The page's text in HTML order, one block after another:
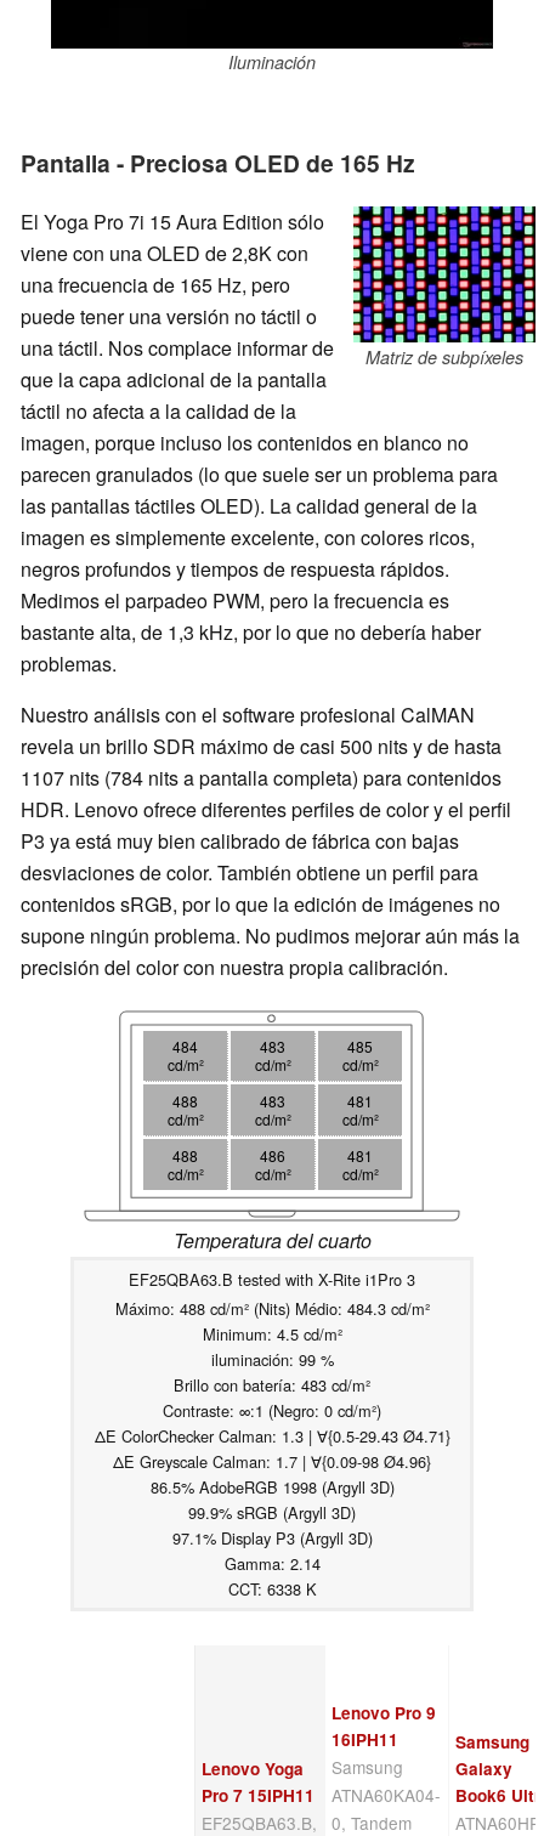
Iluminación
Pantalla - Preciosa OLED de 165 Hz
Matriz de subpíxeles
El Yoga Pro 7i 15 Aura Edition sólo
viene con una OLED de 2,8K con
una frecuencia de 165 Hz, pero
puede tener una versión no táctil o
una táctil. Nos complace informar de
que la capa adicional de la pantalla
táctil no afecta a la calidad de la
imagen, porque incluso los contenidos en blanco no
parecen granulados (lo que suele ser un problema para
las pantallas táctiles OLED). La calidad general de la
imagen es simplemente excelente, con colores ricos,
negros profundos y tiempos de respuesta rápidos.
Medimos el parpadeo PWM, pero la frecuencia es
bastante alta, de 1,3 kHz, por lo que no debería haber
problemas.
Nuestro análisis con el software profesional CalMAN
revela un brillo SDR máximo de casi 500 nits y de hasta
1107 nits (784 nits a pantalla completa) para contenidos
HDR. Lenovo ofrece diferentes perfiles de color y el perfil
P3 ya está muy bien calibrado de fábrica con bajas
desviaciones de color. También obtiene un perfil para
contenidos sRGB, por lo que la edición de imágenes no
supone ningún problema. No pudimos mejorar aún más la
precisión del color con nuestra propia calibración.
484
cd/m²
483
cd/m²
485
cd/m²
488
cd/m²
483
cd/m²
481
cd/m²
488
cd/m²
486
cd/m²
481
cd/m²
Temperatura del cuarto
EF25QBA63.B tested with X-Rite i1Pro 3
Máximo: 488 cd/m² (Nits) Médio: 484.3 cd/m²
Minimum: 4.5 cd/m²
iluminación: 99 %
Brillo con batería: 483 cd/m²
Contraste: ∞:1 (Negro: 0 cd/m²)
ΔE ColorChecker Calman: 1.3 | ∀{0.5-29.43 Ø4.71}
ΔE Greyscale Calman: 1.7 | ∀{0.09-98 Ø4.96}
86.5% AdobeRGB 1998 (Argyll 3D)
99.9% sRGB (Argyll 3D)
97.1% Display P3 (Argyll 3D)
Gamma: 2.14
CCT: 6338 K
Lenovo Yoga
Pro 7 15IPH11
EF25QBA63.B,
Lenovo Pro 9
16IPH11
Samsung
ATNA60KA04-
0, Tandem
Samsung
Galaxy
Book6